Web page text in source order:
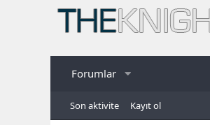
Forumlar
Son aktivite Kayıt ol